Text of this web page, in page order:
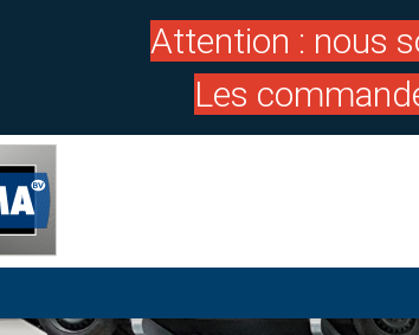
Attention : nous
Les